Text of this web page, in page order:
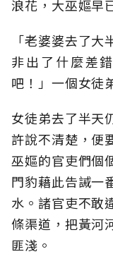
浪花，大巫嫗早
「老婆婆去了
非出了什麼差
吧！」一個女徒
女徒弟去了半天
許說不清楚，便
巫嫗的官吏們個
門豹藉此告誡一
水。諸官吏不敢
條渠道，把黃河
匪淺。